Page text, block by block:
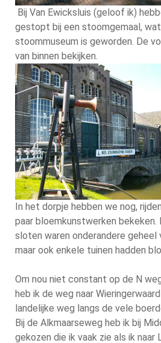
Bij Van Ewicksluis (geloof ik)
gestopt bij een stoomgemaal,
stoommuseum is geworden. De
van binnen bekijken.
In het dorpje hebben we nog,
paar bloemkunstwerken bekeken.
sloten waren onderandere geheel
maar ook enkele tuinen hadden
Om nou niet constant op de N
heb ik de weg naar
landelijke weg langs de vele
Bij de Alkmaarseweg heb ik bij
gekozen die ik vaak zie als ik naar